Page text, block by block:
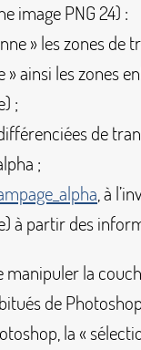
image PNG 24) :
» les zones de
» ainsi les zones
;
de
;
, à
à partir des
manipuler la
de
la «